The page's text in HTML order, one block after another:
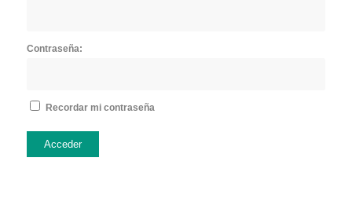
Contraseña:
Recordar mi contraseña
Acceder